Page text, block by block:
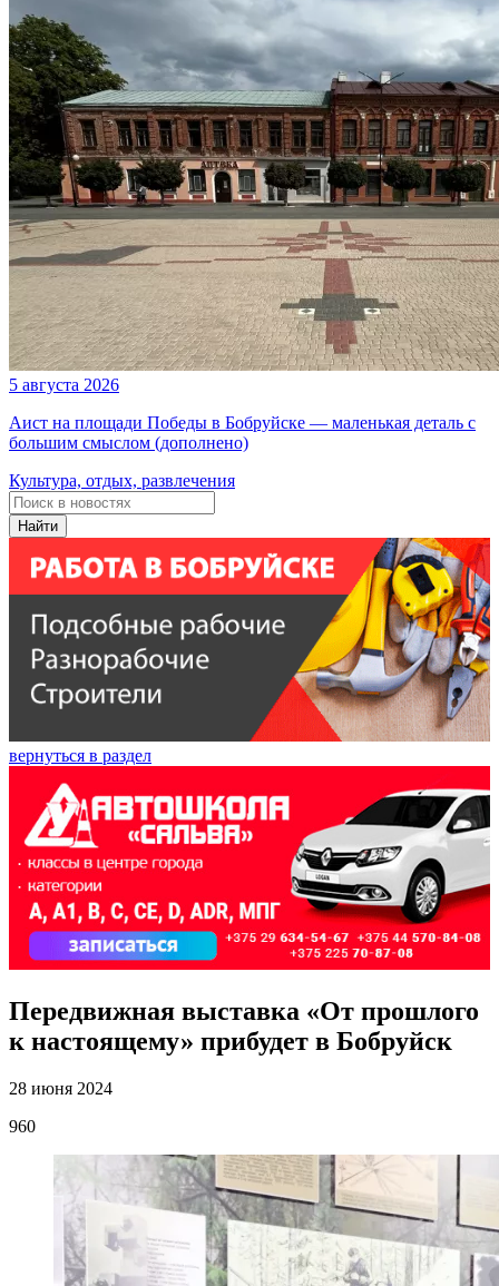
5 августа 2026
Аист на площади Победы в Бобруйске — маленькая деталь с
большим смыслом (дополнено)
Культура, отдых, развлечения
Найти
вернуться в раздел
Передвижная выставка «От прошлого
к настоящему» прибудет в Бобруйск
28 июня 2024
960